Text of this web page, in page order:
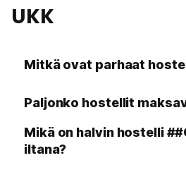
UKK
Mitkä ovat parhaat
Paljonko hostellit
Mikä on halvin hostelli
iltana?